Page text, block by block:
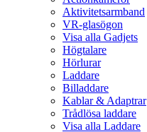
Aktivitetsarmband
VR-glasögon
Visa alla Gadjets
Högtalare
Hörlurar
Laddare
Billaddare
Kablar & Adaptrar
Trådlösa laddare
Visa alla Laddare